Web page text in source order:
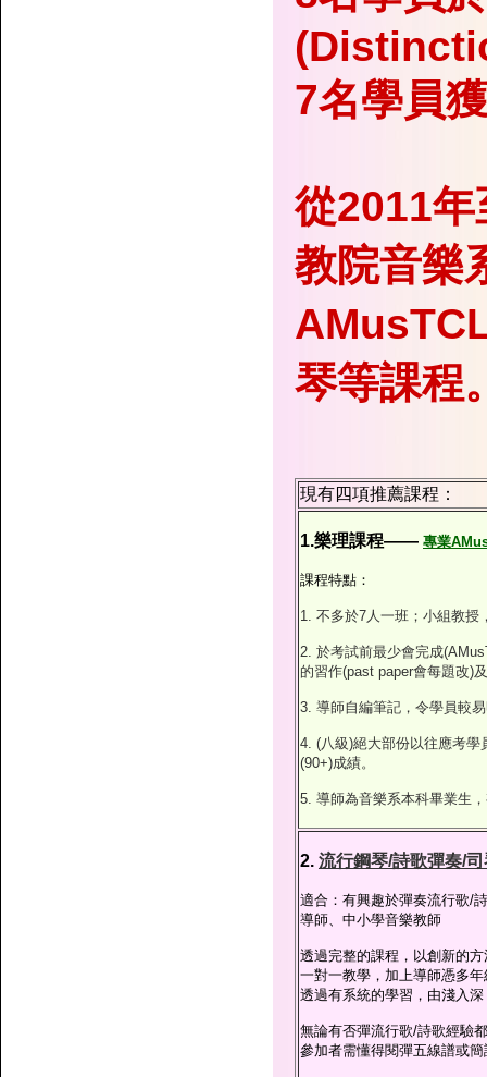
7名學員
從2011年
教院音樂
琴等課程
現有四項推薦課程：
1.樂理課程—— 專業
課程特點：
1. 不多於7人一班；小組教授
2. 於考試前最少會完成
的習作(past paper會每題改)
3. 導師自編筆記，令學員較
4. (八級)絕大部份以往應考學
(90+)成績。
5. 導師為音樂系本科畢業生
2. 流行鋼琴/詩歌彈奏/
適合：有興趣於彈奏流行歌/
導師、中小學音樂教師
透過完整的課程，以創新的
一對一教學，加上導師憑多
透過有系統的學習，由淺入
無論有否彈流行歌/詩歌經驗
參加者需懂得閱彈五線譜或